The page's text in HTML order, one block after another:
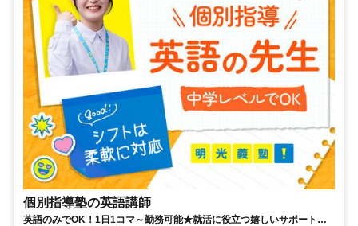
個別指導塾の英語講師
英語のみでOK！1日1コマ～勤務可能★就活に役立つ嬉しいサポートも